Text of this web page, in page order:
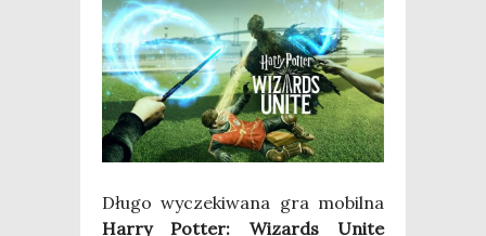
Dłu­go wycze­ki­wa­na gra mobil­na
Har­ry Pot­ter: Wizards Uni­te